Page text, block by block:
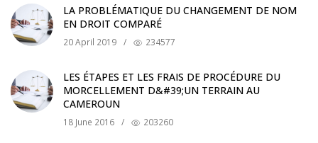
LA PROBLÉMATIQUE DU CHANGEMENT DE NOM
EN DROIT COMPARÉ
20 April 2019 / 234577
LES ÉTAPES ET LES FRAIS DE PROCÉDURE DU
MORCELLEMENT D&#39;UN TERRAIN AU
CAMEROUN
18 June 2016 / 203260